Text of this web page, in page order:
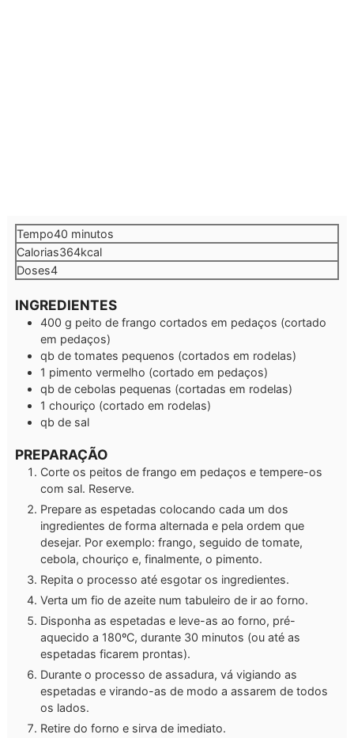
Tempo40 minutos
minutos
Calorias364kcal
Doses4
INGREDIENTES
400 g peito de frango cortados em pedaços (cortado
em pedaços)
qb de tomates pequenos (cortados em rodelas)
1 pimento vermelho (cortado em pedaços)
qb de cebolas pequenas (cortadas em rodelas)
1 chouriço (cortado em rodelas)
qb de sal
PREPARAÇÃO
Corte os peitos de frango em pedaços e tempere-os
com sal. Reserve.
Prepare as espetadas colocando cada um dos
ingredientes de forma alternada e pela ordem que
desejar. Por exemplo: frango, seguido de tomate,
cebola, chouriço e, finalmente, o pimento.
Repita o processo até esgotar os ingredientes.
Verta um fio de azeite num tabuleiro de ir ao forno.
Disponha as espetadas e leve-as ao forno, pré-
aquecido a 180ºC, durante 30 minutos (ou até as
espetadas ficarem prontas).
Durante o processo de assadura, vá vigiando as
espetadas e virando-as de modo a assarem de todos
os lados.
Retire do forno e sirva de imediato.